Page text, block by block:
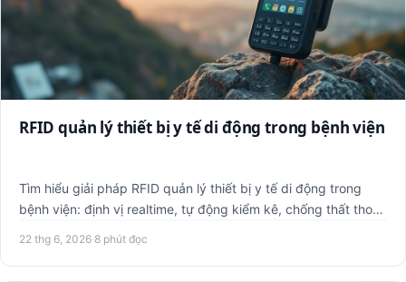
RFID quản lý thiết bị y tế di động trong bệnh viện
Tìm hiểu giải pháp RFID quản lý thiết bị y tế di động trong
bệnh viện: định vị realtime, tự động kiểm kê, chống thất tho…
22 thg 6, 2026·8 phút đọc